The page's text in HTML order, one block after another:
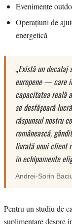
Evenimente
Operațiuni de
energetică
„Există un
europene — care
capacitatea reală
se desfășoară
răspunsul nostru
românească,
livrată unui client
în echipamente
Andrei-Sorin
Pentru un studiu de
suplimentare despre